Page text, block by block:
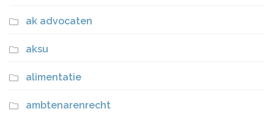
ak advocaten
aksu
alimentatie
ambtenarenrecht